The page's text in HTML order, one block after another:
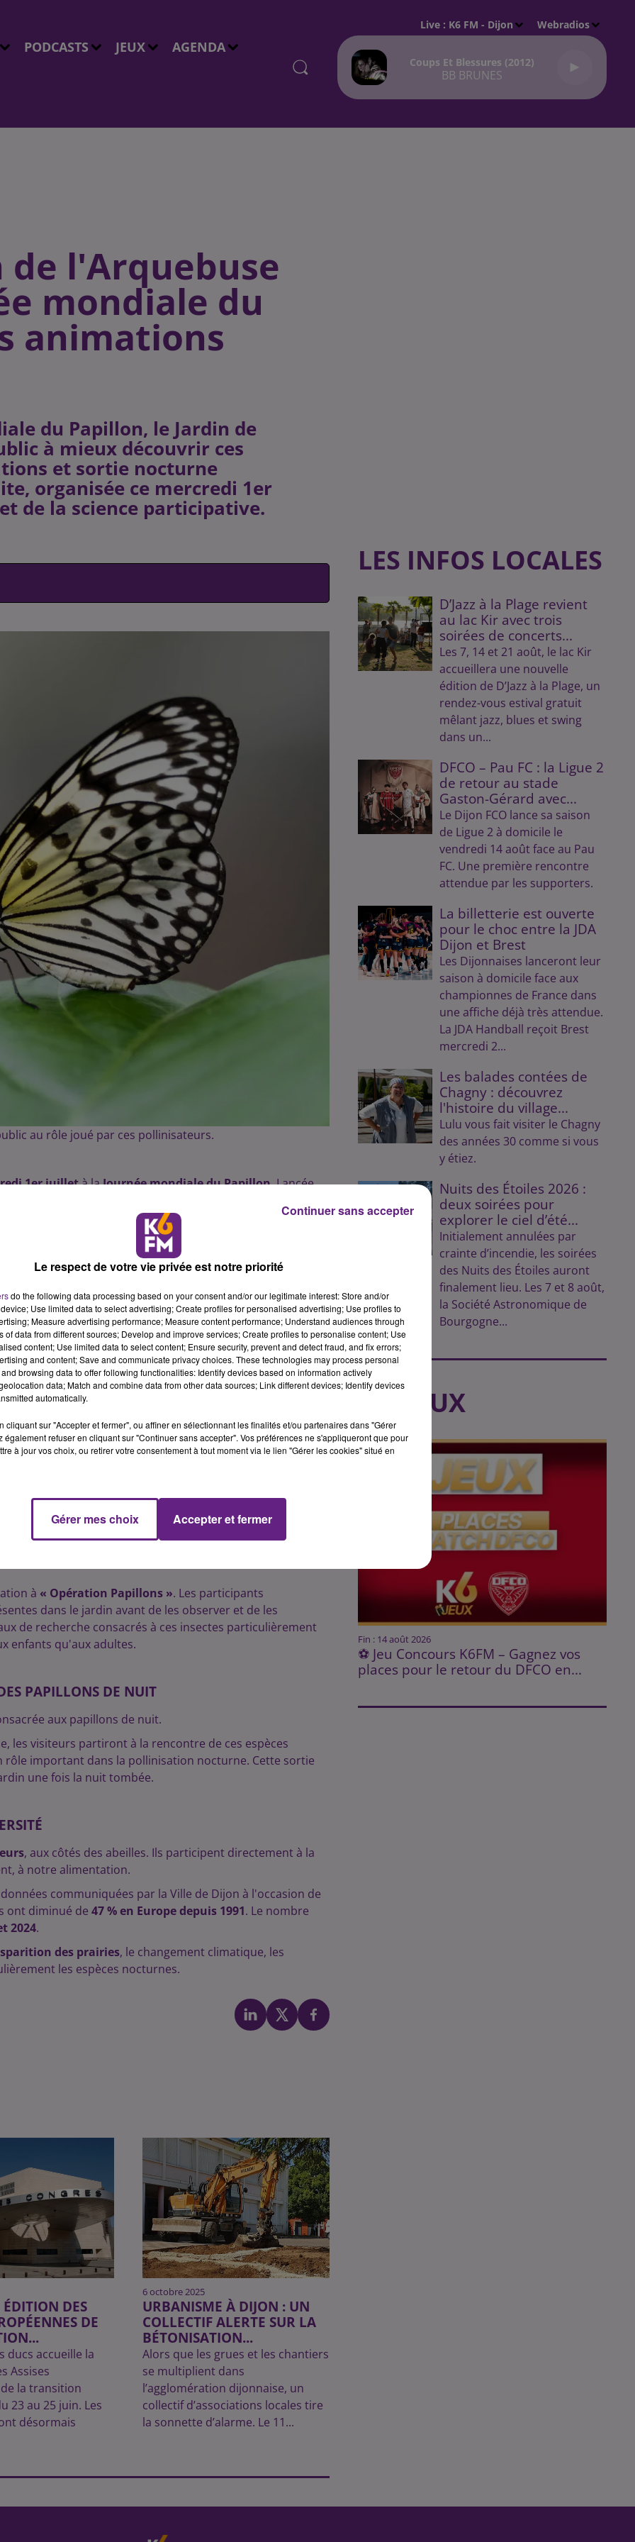
PODCASTS JEUX AGENDA
Live : K6 FM - Dijon Webradios
Coups Et Blessures (2012)
BB BRUNES
de l'Arquebuse
mondiale du
animations
du Papillon, le Jardin de
à mieux découvrir ces
et sortie nocturne
organisée ce mercredi 1er
de la science participative.
au rôle joué par ces pollinisateurs.
1er juilletà laJournée mondiale du Papillon. Lancée
de la biodiversité, cette journée met à l'honneur
Pour l'occasion, les équipes municipales proposent plusieurs
a pour objectif desensibiliser le public au rôle
considérés comme de véritables indicateurs de la santé des
des habitats, de la pollution, de l'utilisation des
les20 ans du programme de sciences participatives
à l'observation de ces espèces dans toute la France.
L'ARQUEBUSE
trois animations accessibles gratuitement,
étroits qui unissent les fleurs et leurs pollinisateurs lors
Intitulée« Plantes & pollinisateurs : une histoire
d'observer la biodiversité du jardin sous un nouvel
à « Opération Papillons ». Les participants
dans le jardin avant de les observer et de les
de recherche consacrés à ces insectes particulièrement
enfants qu'aux adultes.
PAPILLONS DE NUIT
aux papillons de nuit.
les visiteurs partiront à la rencontre de ces espèces
important dans la pollinisation nocturne. Cette sortie
une fois la nuit tombée.
, aux côtés des abeilles. Ils participent directement à la
à notre alimentation.
communiquées par la Ville de Dijon à l'occasion de
ont diminué de 47 % en Europe depuis 1991. Le nombre
2024.
des prairies, le changement climatique, les
les espèces nocturnes.
DES
DE
ducs accueille la
Assises
la transition
23 au 25 juin. Les
désormais
6 octobre 2025
URBANISME À DIJON : UN
COLLECTIF ALERTE SUR LA
BÉTONISATION...
Alors que les grues et les chantiers
se multiplient dans
l’agglomération dijonnaise, un
collectif d’associations locales tire
la sonnette d’alarme. Le 11...
LES INFOS LOCALES
D’Jazz à la Plage revient
au lac Kir avec trois
soirées de concerts...
Les 7, 14 et 21 août, le lac Kir
accueillera une nouvelle
édition de D’Jazz à la Plage, un
rendez-vous estival gratuit
mêlant jazz, blues et swing
dans un...
DFCO – Pau FC : la Ligue 2
de retour au stade
Gaston-Gérard avec...
Le Dijon FCO lance sa saison
de Ligue 2 à domicile le
vendredi 14 août face au Pau
FC. Une première rencontre
attendue par les supporters.
La billetterie est ouverte
pour le choc entre la JDA
Dijon et Brest
Les Dijonnaises lanceront leur
saison à domicile face aux
championnes de France dans
une affiche déjà très attendue.
La JDA Handball reçoit Brest
mercredi 2...
Les balades contées de
Chagny : découvrez
l'histoire du village...
Lulu vous fait visiter le Chagny
des années 30 comme si vous
y étiez.
Nuits des Étoiles 2026 :
deux soirées pour
explorer le ciel d’été...
Initialement annulées par
crainte d’incendie, les soirées
des Nuits des Étoiles auront
finalement lieu. Les 7 et 8 août,
la Société Astronomique de
Bourgogne...
LES JEUX
Fin : 14 août 2026
⚽ Jeu Concours K6FM – Gagnez vos
places pour le retour du DFCO en...
Le respect de votre vie privée est notre priorité
do the following data processing based on your consent and/or our legitimate interest: Store and/or
Use limited data to select advertising; Create profiles for personalised advertising; Use profiles to
Measure advertising performance; Measure content performance; Understand audiences through
of data from different sources; Develop and improve services; Create profiles to personalise content; Use
content; Use limited data to select content; Ensure security, prevent and detect fraud, and fix errors;
and content; Save and communicate privacy choices. These technologies may process personal
browsing data to offer following functionalities: Identify devices based on information actively
data; Match and combine data from other data sources; Link different devices; Identify devices
automatically.
cliquant sur "Accepter et fermer", ou affiner en sélectionnant les finalités et/ou partenaires dans "Gérer
également refuser en cliquant sur "Continuer sans accepter". Vos préférences ne s'appliqueront que pour
à jour vos choix, ou retirer votre consentement à tout moment via le lien "Gérer les cookies" situé en
Gérer mes choix Accepter et fermer
Continuer sans accepter